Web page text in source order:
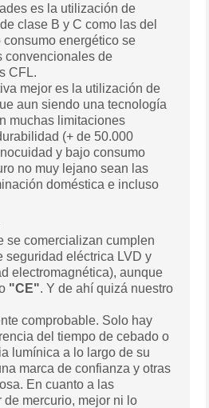
es la utilización de
clase B y C como las del
energético se
convencionales de
CFL.
mejor es la utilización de
aun siendo una tecnología
muchas limitaciones
(+ de 50.000
y bajo consumo
no muy lejano sean las
doméstica e incluso
se comercializan cumplen
seguridad eléctrica LVD y
electromagnética), aunque
"CE". Y de ahí quizá nuestro
comprobable. Solo hay
del tiempo de cebado o
lumínica a lo largo de su
marca de confianza y otras
En cuanto a las
mercurio, mejor ni lo